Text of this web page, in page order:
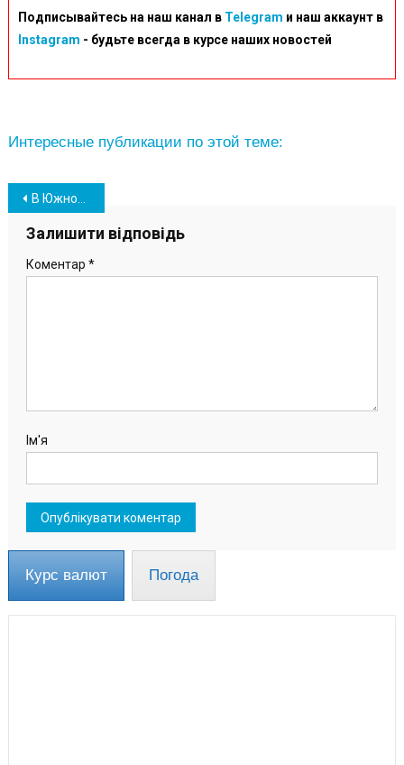
Подписывайтесь на наш канал в Telegram и наш аккаунт в
Instagram - будьте всегда в курсе наших новостей
Интересные публикации по этой теме:
Навігація
записів
В Южному родичі військовослужбовців провели пікет, вимагаючи демобілізацію (фото, відео)
Залишити відповідь
Коментар *
Ім'я
Курс валют Погода